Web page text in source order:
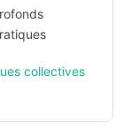
collectives